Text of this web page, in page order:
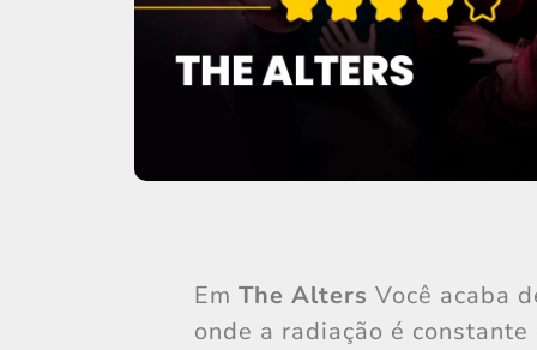
Em The Alters Você acaba
onde a radiação é